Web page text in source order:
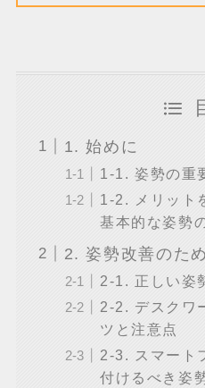
1. 始めに
1-1. 姿勢の重
1-2. メリット
基本的な姿勢
2. 姿勢改善のた
2-1. 正しい姿
2-2. デスクワ
ツと注意点
2-3. スマート
付けるべき姿